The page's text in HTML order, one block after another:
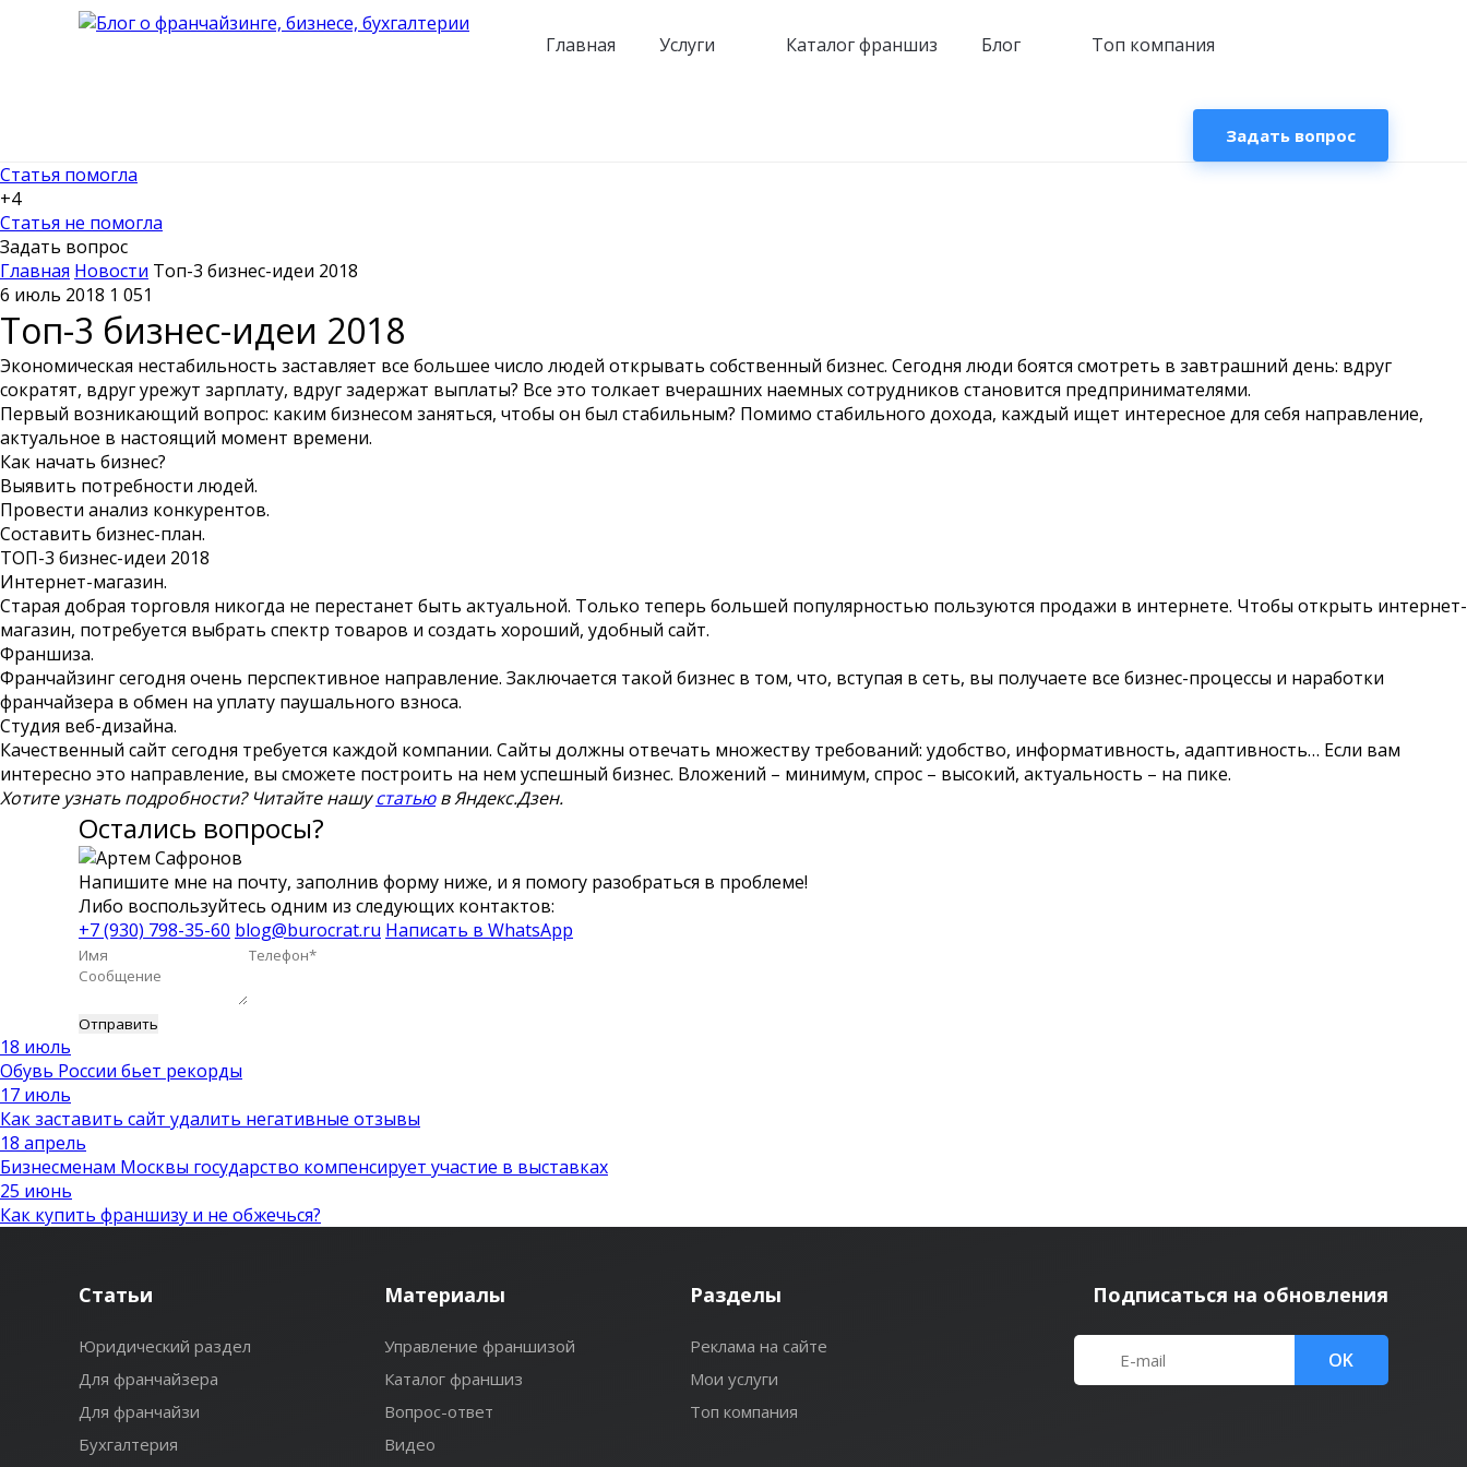
Главная Услуги Каталог франшиз Блог Топ компания
Задать вопрос
Статья помогла
+4
Статья не помогла
Задать вопрос
Главная Новости Топ-3 бизнес-идеи 2018
6 июль 2018 1 051
Топ-3 бизнес-идеи 2018
Экономическая нестабильность заставляет все большее число людей открывать собственный бизнес. Сегодня люди боятся смотреть в завтрашний день: вдруг
сократят, вдруг урежут зарплату, вдруг задержат выплаты? Все это толкает вчерашних наемных сотрудников становится предпринимателями.
Первый возникающий вопрос: каким бизнесом заняться, чтобы он был стабильным? Помимо стабильного дохода, каждый ищет интересное для себя направление,
актуальное в настоящий момент времени.
Как начать бизнес?
Выявить потребности людей.
Провести анализ конкурентов.
Составить бизнес-план.
ТОП-3 бизнес-идеи 2018
Интернет-магазин.
Старая добрая торговля никогда не перестанет быть актуальной. Только теперь большей популярностью пользуются продажи в интернете. Чтобы открыть интернет-
магазин, потребуется выбрать спектр товаров и создать хороший, удобный сайт.
Франшиза.
Франчайзинг сегодня очень перспективное направление. Заключается такой бизнес в том, что, вступая в сеть, вы получаете все бизнес-процессы и наработки
франчайзера в обмен на уплату паушального взноса.
Студия веб-дизайна.
Качественный сайт сегодня требуется каждой компании. Сайты должны отвечать множеству требований: удобство, информативность, адаптивность… Если вам
интересно это направление, вы сможете построить на нем успешный бизнес. Вложений – минимум, спрос – высокий, актуальность – на пике.
Хотите узнать подробности? Читайте нашустатьюв Яндекс.Дзен.
Остались вопросы?
Напишите мне на почту, заполнив форму ниже, и я помогу разобраться в проблеме!
Либо воспользуйтесь одним из следующих контактов:
+7 (930) 798-35-60 blog@burocrat.ru Написать в WhatsApp
18 июль
Обувь России бьет рекорды
17 июль
Как заставить сайт удалить негативные отзывы
18 апрель
Бизнесменам Москвы государство компенсирует участие в выставках
25 июнь
Как купить франшизу и не обжечься?
Статьи
Юридический раздел
Для франчайзера
Для франчайзи
Бухгалтерия
Материалы
Управление франшизой
Каталог франшиз
Вопрос-ответ
Видео
Разделы
Реклама на сайте
Мои услуги
Топ компания
Подписаться на обновления